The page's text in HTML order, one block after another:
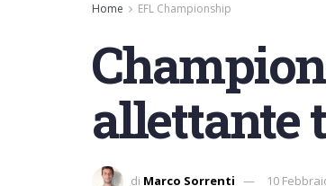
Home EFL Championship
allettante
di Marco Sorrenti 10